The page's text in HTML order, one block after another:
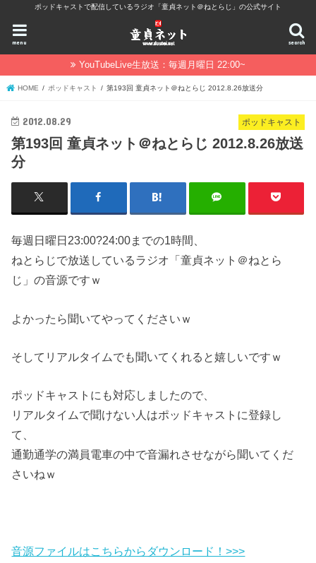
ポッドキャストで配信しているラジオ「童貞ネット＠ねとらじ」の公式サイト
search
menu
YouTubeLive生放送：毎週月曜日 22:00~
HOME ポッドキャスト 第193回 童貞ネット＠ねとらじ 2012.8.26放送分
ポッドキャスト
2012.08.29
第193回 童貞ネット＠ねとらじ 2012.8.26放送
分
毎週日曜日23:00?24:00までの1時間、
ねとらじで放送しているラジオ「童貞ネット＠ねとら
じ」の音源ですｗ
よかったら聞いてやってくださいｗ
そしてリアルタイムでも聞いてくれると嬉しいですｗ
ポッドキャストにも対応しましたので、
リアルタイムで聞けない人はポッドキャストに登録し
て、
通勤通学の満員電車の中で音漏れさせながら聞いてくだ
さいねｗ
音源ファイルはこちらからダウンロード！>>>